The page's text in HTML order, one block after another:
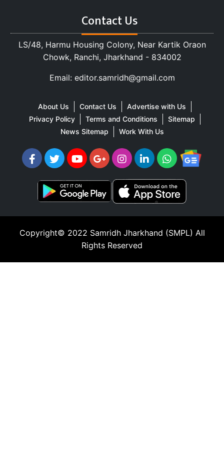
Contact Us
LS/48, Harmu Housing Colony, Near Kartik Oraon
Chowk, Ranchi, Jharkhand - 834002
Email: editor.samridh@gmail.com
About Us Contact Us
Advertise with Us
Privacy Policy
Terms and Conditions
Sitemap
News Sitemap
Work With Us
Copyright© 2022 Samridh Jharkhand (SMPL) All
Rights Reserved